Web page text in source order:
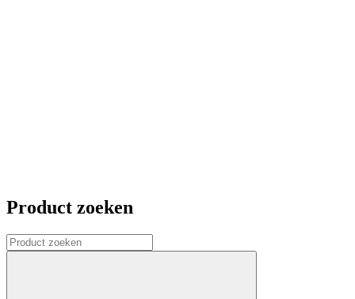
Product zoeken